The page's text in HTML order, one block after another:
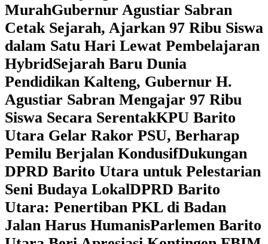
MurahGubernur Agustiar Sabran
Cetak Sejarah, Ajarkan 97 Ribu Siswa
dalam Satu Hari Lewat Pembelajaran
HybridSejarah Baru Dunia
Pendidikan Kalteng, Gubernur H.
Agustiar Sabran Mengajar 97 Ribu
Siswa Secara SerentakKPU Barito
Utara Gelar Rakor PSU, Berharap
Pemilu Berjalan KondusifDukungan
DPRD Barito Utara untuk Pelestarian
Seni Budaya LokalDPRD Barito
Utara: Penertiban PKL di Badan
Jalan Harus HumanisParlemen Barito